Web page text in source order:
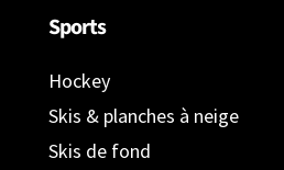
Sports
Hockey
Skis & planches à neige
Skis de fond